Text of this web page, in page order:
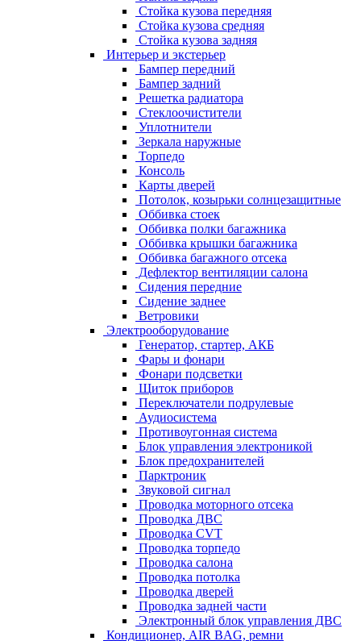
Стойка кузова передняя
Стойка кузова средняя
Стойка кузова задняя
Интерьер и экстерьер
Бампер передний
Бампер задний
Решетка радиатора
Стеклоочистители
Уплотнители
Зеркала наружные
Торпедо
Консоль
Карты дверей
Потолок, козырьки солнцезащитные
Оббивка стоек
Оббивка полки багажника
Оббивка крышки багажника
Оббивка багажного отсека
Дефлектор вентиляции салона
Сидения передние
Сидение заднее
Ветровики
Электрооборудование
Генератор, стартер, АКБ
Фары и фонари
Фонари подсветки
Щиток приборов
Переключатели подрулевые
Аудиосистема
Противоугонная система
Блок управления электроникой
Блок предохранителей
Парктроник
Звуковой сигнал
Проводка моторного отсека
Проводка ДВС
Проводка CVT
Проводка торпедо
Проводка салона
Проводка потолка
Проводка дверей
Проводка задней части
Электронный блок управления ДВС
Кондиционер, AIR BAG, ремни